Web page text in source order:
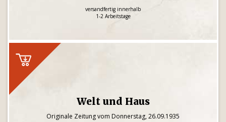
versandfertig innerhalb
1-2 Arbeitstage
Welt und Haus
Originale Zeitung vom Donnerstag, 26.09.1935